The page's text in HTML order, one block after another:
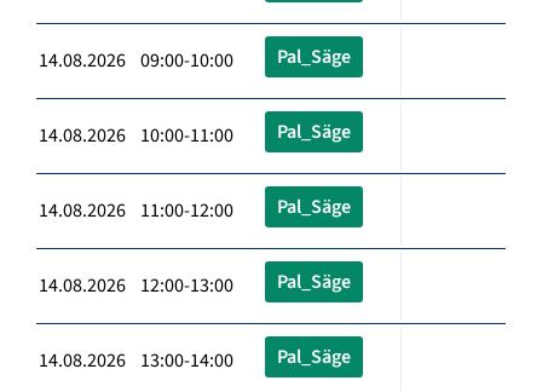
14.08.2026 09:00-10:00 Pal_Säge
14.08.2026 10:00-11:00 Pal_Säge
14.08.2026 11:00-12:00 Pal_Säge
14.08.2026 12:00-13:00 Pal_Säge
14.08.2026 13:00-14:00 Pal_Säge